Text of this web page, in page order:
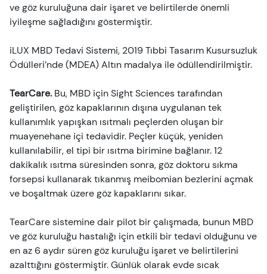
ve göz kuruluğuna dair işaret ve belirtilerde önemli
iyileşme sağladığını göstermiştir.
iLUX MBD Tedavi Sistemi, 2019 Tıbbi Tasarım Kusursuzluk
Ödülleri’nde (MDEA) Altın madalya ile ödüllendirilmiştir.
TearCare. Bu, MBD için Sight Sciences tarafından
geliştirilen, göz kapaklarının dışına uygulanan tek
kullanımlık yapışkan ısıtmalı peçlerden oluşan bir
muayenehane içi tedavidir. Peçler küçük, yeniden
kullanılabilir, el tipi bir ısıtma birimine bağlanır. 12
dakikalık ısıtma süresinden sonra, göz doktoru sıkma
forsepsi kullanarak tıkanmış meibomian bezlerini açmak
ve boşaltmak üzere göz kapaklarını sıkar.
TearCare sistemine dair pilot bir çalışmada, bunun MBD
ve göz kuruluğu hastalığı için etkili bir tedavi olduğunu ve
en az 6 aydır süren göz kuruluğu işaret ve belirtilerini
azalttığını göstermiştir. Günlük olarak evde sıcak